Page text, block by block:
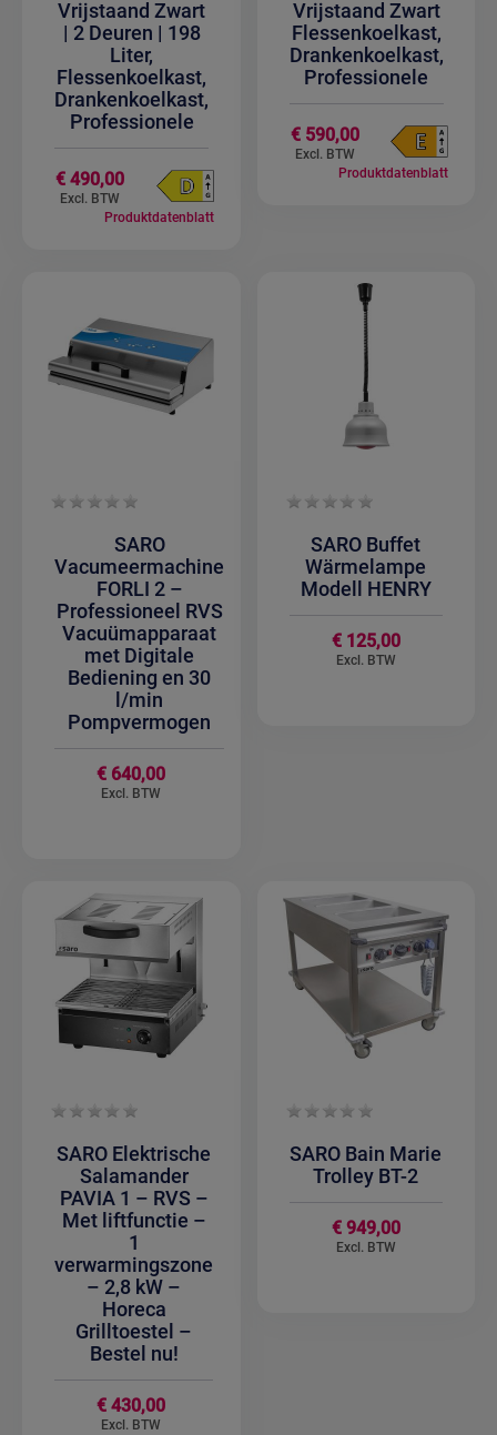
Vrijstaand Zwart
| 2 Deuren | 198
Liter,
Flessenkoelkast,
Drankenkoelkast,
Professionele
€ 490,00
Produktdatenblatt
Vrijstaand Zwart
Flessenkoelkast,
Drankenkoelkast,
Professionele
€ 590,00
Produktdatenblatt
SARO
Vacumeermachine
FORLI 2 –
Professioneel RVS
Vacuümapparaat
met Digitale
Bediening en 30
l/min
Pompvermogen
€ 640,00
SARO Buffet
Wärmelampe
Modell HENRY
€ 125,00
SARO Elektrische
Salamander
PAVIA 1 – RVS –
Met liftfunctie –
1
verwarmingszone
– 2,8 kW –
Horeca
Grilltoestel –
Bestel nu!
€ 430,00
SARO Bain Marie
Trolley BT-2
€ 949,00